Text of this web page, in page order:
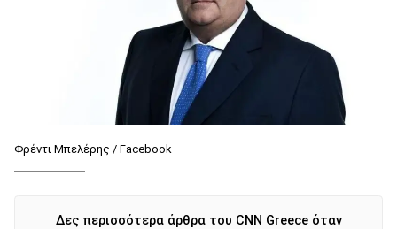
Φρέντι Μπελέρης / Facebook
Δες περισσότερα άρθρα του CNN Greece όταν